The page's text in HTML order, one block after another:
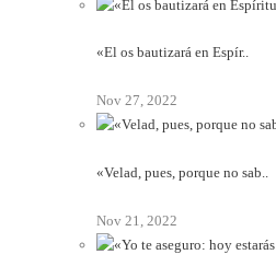
«El os bautizará en Espír..
Nov 27, 2022
«Velad, pues, porque no sab..
Nov 21, 2022